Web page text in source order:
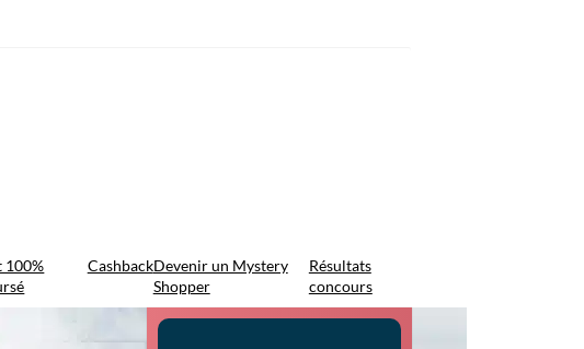
100%
CashbackDevenir un Mystery
Shopper
Résultats
concours